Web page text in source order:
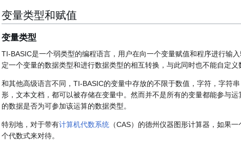
变量类型和赋值
变量类型
TI-BASIC是一个弱类型的编程语言，用户在向一个变量赋值和程序进行输
定一个变量的数据类型和进行数据类型的相互转换，与此同时也不能自定
和其他高级语言不同，TI-BASIC的变量中存放的不限于数值，字符，字符
形，文本文档，都可以被存储在变量中。然而并不是所有的变量都能参与
的数据是否为可参加该运算的数据类型。
特别地，对于带有计算机代数系统 （CAS）的德州仪器图形计算器，如果
个代数式来对待。